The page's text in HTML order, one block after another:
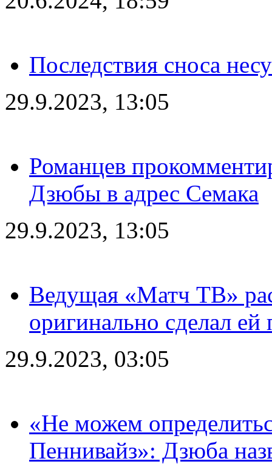
Последствия сноса
29.9.2023, 13:05
Романцев
Дзюбы в адрес Семака
29.9.2023, 13:05
Ведущая «Матч ТВ»
оригинально сделал ей
29.9.2023, 03:05
«Не можем
Пеннивайз»: Дзюба